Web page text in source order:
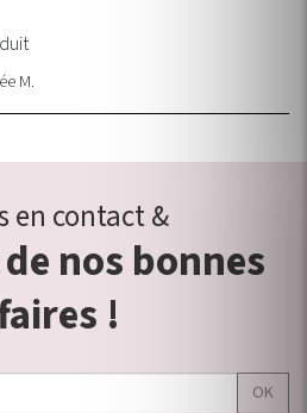
M.
en contact &
nos bonnes
!
OK